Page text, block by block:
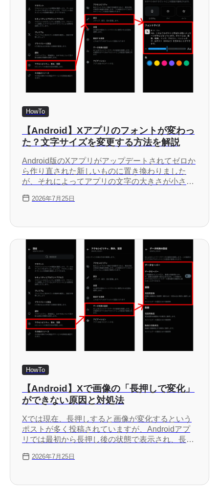
HowTo
【Android】Xアプリのフォントが変わっ
た？文字サイズを変更する方法を解説
Android版のXアプリがアップデートされてゼロか
ら作り直された新しいものに置き換わりました
が、それによってアプリの文字の大きさが小さく
アプリはデバイスの設定に合わせた文字の大きさ
詳しく解説します。
2026年7月25日
HowTo
【Android】Xで画像の「長押しで変化」
ができない原因と対処法
Xでは現在、長押しすると画像が変化するという
ポストが多く投稿されていますが、Androidアプ
リでは最初から長押し後の状態で表示され、長押
画質画像を読み込む設定になっていないことが原
2026年7月25日